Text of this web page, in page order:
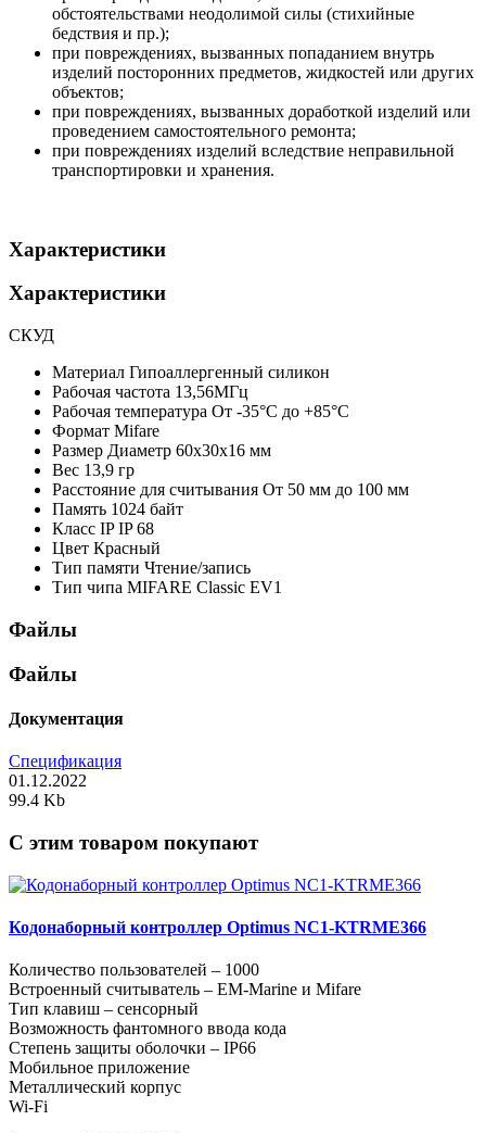
обстоятельствами неодолимой силы (стихийные
бедствия и пр.);
при повреждениях, вызванных попаданием внутрь
изделий посторонних предметов, жидкостей или других
объектов;
при повреждениях, вызванных доработкой изделий или
проведением самостоятельного ремонта;
при повреждениях изделий вследствие неправильной
транспортировки и хранения.
Характеристики
Характеристики
СКУД
Материал Гипоаллергенный силикон
Рабочая частота 13,56МГц
Рабочая температура От -35°С до +85°С
Формат Mifare
Размер Диаметр 60x30x16 мм
Вес 13,9 гр
Расстояние для считывания От 50 мм до 100 мм
Память 1024 байт
Класс IP IP 68
Цвет Красный
Тип памяти Чтение/запись
Тип чипа MIFARE Classic EV1
Файлы
Файлы
Документация
Спецификация
01.12.2022
99.4 Kb
C этим товаром покупают
Кодонаборный контроллер Optimus NC1-KTRME366
Количество пользователей – 1000
Встроенный считыватель – EM-Marine и Mifare
Тип клавиш – сенсорный
Возможность фантомного ввода кода
Степень защиты оболочки – IP66
Мобильное приложение
Металлический корпус
Wi-Fi